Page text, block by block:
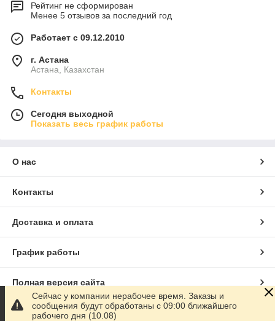
Рейтинг не сформирован
Менее 5 отзывов за последний год
Работает с 09.12.2010
г. Астана
Астана, Казахстан
Контакты
Сегодня выходной
Показать весь график работы
О нас
Контакты
Доставка и оплата
График работы
Полная версия сайта
Сайт создан на маркетплейсе
Сейчас у компании нерабочее время. Заказы и
сообщения будут обработаны с 09:00 ближайшего
рабочего дня (10.08)